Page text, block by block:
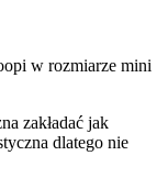
w rozmiarze mini
zakładać jak
dlatego nie